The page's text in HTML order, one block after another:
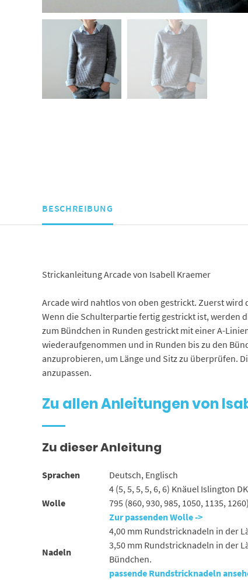
BESCHREIBUNG
Strickanleitung Arcade von Isabell Kraemer
Arcade wird nahtlos von oben gestrickt. Zuerst wird
Wenn die Schulterpartie fertig gestrickt ist, werden
zum Bündchen in Runden gestrickt mit einer A-
wiederaufgenommen und in Runden bis zu den
anzuprobieren, um Länge und Sitz zu überprüfen.
anzupassen.
Zu allen Anleitungen von
Zu dieser Anleitung
Sprachen Deutsch, Englisch
Wolle
4 (5, 5, 5, 5, 6, 6) Knäuel Islington
795 (860, 930, 985, 1050, 1135,
Zur passenden Wolle ->
Nadeln
4,00 mm Rundstricknadeln in der
3,50 mm Rundstricknadeln in der
Bündchen.
passende Rundstricknadeln